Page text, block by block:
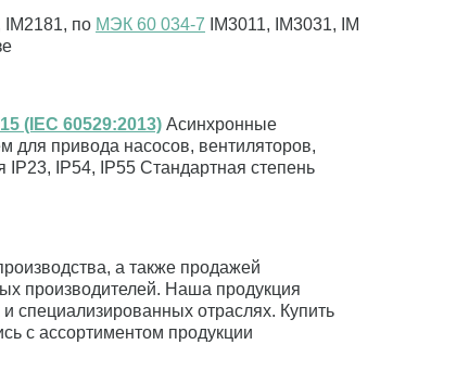
IM2181, по МЭК 60 034-7 IM3011, IM3031, IM
(IEC 60529:2013) Асинхронные
привода насосов, вентиляторов,
IP23, IP54, IP55 Стандартная степень
а также продажей
производителей. Наша продукция
специализированных отраслях. Купить
с ассортиментом продукции